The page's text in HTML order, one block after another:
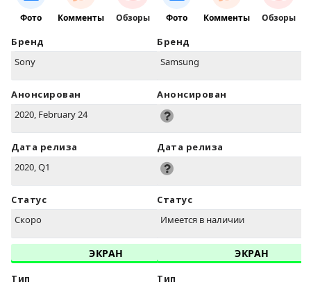
Фото Комменты Обзоры
Бренд
Sony
Анонсирован
2020, February 24
Дата релиза
2020, Q1
Статус
Скоро
ЭКРАН
Тип
Фото Комменты Обзоры
Бренд
Samsung
Анонсирован
Дата релиза
Статус
Имеется в наличии
ЭКРАН
Тип